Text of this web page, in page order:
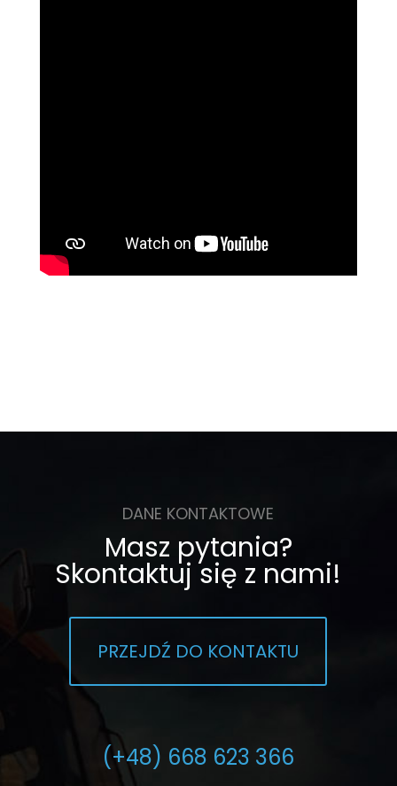
DANE KONTAKTOWE
Masz pytania?
Skontaktuj się z nami!
PRZEJDŹ DO KONTAKTU
(+48) 668 623 366